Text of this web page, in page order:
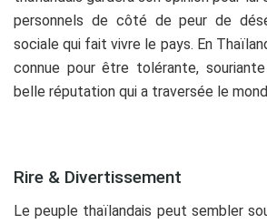
personnels de côté de peur de
sociale qui fait vivre le pays. En
connue pour être tolérante,
belle réputation qui a traversée le
Rire & Divertissement
Le peuple thaïlandais peut sembler